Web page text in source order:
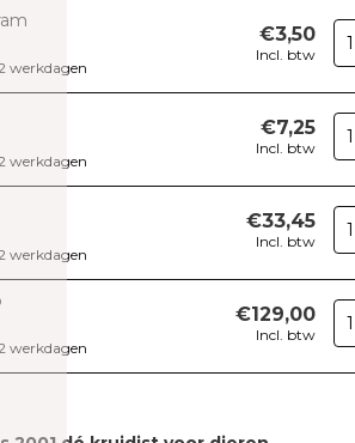
werkdagen
€3,50
Incl. btw
werkdagen
€7,25
Incl. btw
werkdagen
€33,45
Incl. btw
werkdagen
€129,00
Incl. btw